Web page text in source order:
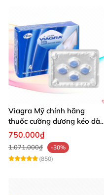
Viagra Mỹ chính hãng
thuốc cường dương kéo dài
thời gian hiệu quả cho Nam
750.000₫
1.071.000₫
-30%
(850)